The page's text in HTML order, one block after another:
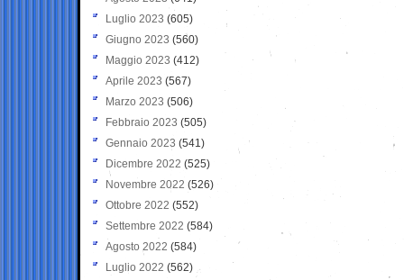
Luglio 2023 (605)
Giugno 2023 (560)
Maggio 2023 (412)
Aprile 2023 (567)
Marzo 2023 (506)
Febbraio 2023 (505)
Gennaio 2023 (541)
Dicembre 2022 (525)
Novembre 2022 (526)
Ottobre 2022 (552)
Settembre 2022 (584)
Agosto 2022 (584)
Luglio 2022 (562)